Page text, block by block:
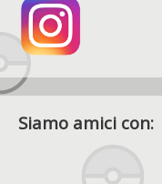
Siamo amici con: